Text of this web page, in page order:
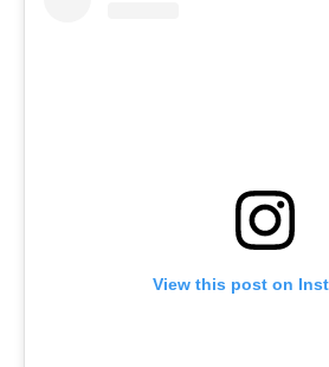
View this post on